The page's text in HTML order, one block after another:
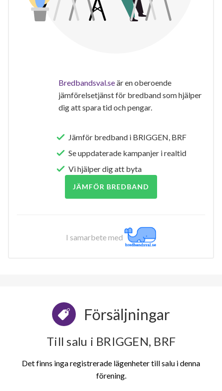
Bredbandsval.seär en oberoende
jämförelsetjänst för bredband som hjälper
dig att spara tid och pengar.
Jämför bredband i BRIGGEN, BRF
Se uppdaterade kampanjer i realtid
Vi hjälper dig att byta
JÄMFÖR BREDBAND
I samarbete med
Försäljningar
Till salu i BRIGGEN, BRF
Det finns inga registrerade lägenheter till salu i denna
förening.